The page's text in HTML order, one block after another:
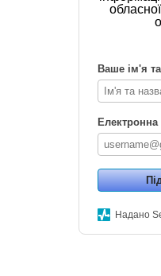
Ваше ім'я та
Надано